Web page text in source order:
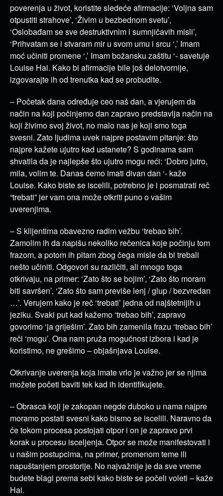
poverenja u život, koristite sledeće afirmacije: ‘Voljna sam
otpustiti strahove’, ‘Živim u bezbednom svetu’,
‘Oslobađam se sve destruktivnim i sumnjičavih misli’,
‘Prihvatam se i stvaram mir u svom umu i srcu ‘,’ Imam
moć učiniti promene ‘,’ Imam božansku zaštitu ‘- savetuje
Louise Hai. Kako bi afirmacije bile još delotvornije,
izgovarajte ih od trenutka kad se probudite.
– Početak dana određuje ceo naš dan, a vjerujem da
način na koji počinjemo dan zapravo predstavlja način na
koji živimo svoj život, no malo nas je koji smo toga
svesni. Zato ljudima uvek najpre postavim pitanje: što
najpre kažete ujutro kad ustanete? S godinama sam
shvatila da je najlepše što ujutro mogu reći: ‘Dobro jutro,
mila, volim te. Danas ćemo imati divan dan ‘- kaže
Louise. Kako biste se iscelili, potrebno je i posmatrati reč
“trebati” jer vam ona može otkriti puno o vašim
uverenjima.
– S klijentima obavezno radim vežbu ‘trebao bih’.
Zamolim ih da napišu nekoliko rečenica koje počinju tom
frazom, a potom ih pitam zbog čega misle da bi trebali
nešto učiniti. Odgovori su različiti, ali mnogo toga
otkrivaju, na primer: ‘Zato što se bojim’, ‘Zato što moram
biti savršen’, ‘Zato što sam previše lenj / glup / bezvredan
…’. Verujem kako je reč ‘trebati’ jedna od najštetnijih u
jeziku. Svaki put kad kažemo ‘trebao bih’, zapravo
govorimo ‘ja griješim’. Zato bih zamenila frazu ‘trebao bih’
reči ‘mogu’. Ona nam pruža mogućnost izbora i kad je
koristimo, ne grešimo – objašnjava Louise.
Otkrivanje uverenja koja imate vrlo je važno jer se njima
možete početi baviti tek kad ih identifikujete.
– Obrasca koji je zakopan negde duboko u nama najpre
moramo postati svesni kako bismo se iscelili. Naravno da
će tokom procesa postojati otpor i on je zapravo prvi
korak u procesu isceljenja. Otpor se može manifestovati i
u našim postupcima, na primer, promenom teme ili
napuštanjem prostorije. No najvažnije je da sve vreme
budete blagi prema sebi kako biste se počeli voleti – kaže
Hai.